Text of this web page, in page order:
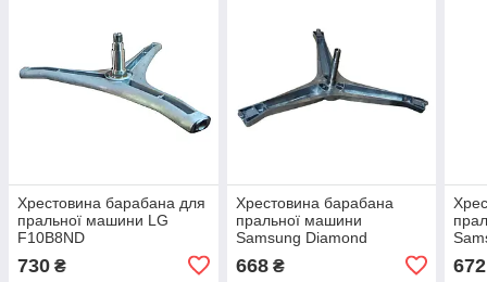
Хрестовина барабана для
пральної машини LG
F10B8ND
730 ₴
Хрестовина барабана
пральної машини
Samsung Diamond
WF8590nmw9
668₴ 672